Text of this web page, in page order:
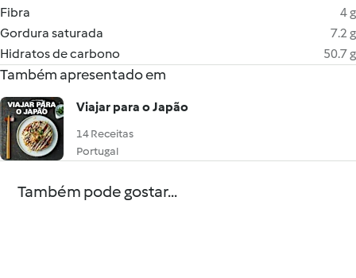
Fibra
4 g
Gordura saturada
7.2 g
Hidratos de carbono
50.7 g
Também apresentado em
Viajar para o Japão
14 Receitas
Portugal
Também pode gostar...